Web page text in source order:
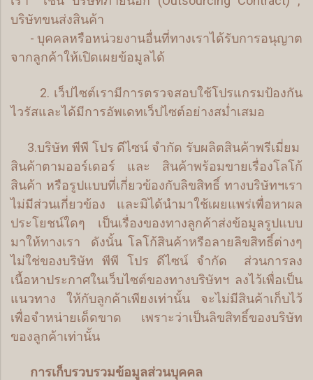
บริษัทขนส่งสินค้า
- บุคคลหรือหน่วยงานอื่นที่ทางเราได้รับการอนุญาต
จากลูกค้าให้เปิดเผยข้อมูลได้
2. เว็ปไซต์เรามีการตรวจสอบใช้โปรแกรมป้องกัน
ไวรัสและได้มีการอัพเดทเว็ปไซต์อย่างสม่ำเสมอ
3.บริษัท พีพี โปร ดีไซน์ จำกัด รับผลิตสินค้าพรีเมี่ยม
สินค้าตามออร์เดอร์ และ สินค้าพร้อมขายเรื่องโลโก้
สินค้า หรือรูปแบบที่เกี่ยวข้องกับลิขสิทธิ์ ทางบริษัทฯเรา
ไม่มีส่วนเกี่ยวข้อง และมิได้นำมาใช้เผยแพร่เพื่อหาผล
ประโยชน์ใดๆ เป็นเรื่องของทางลูกค้าส่งข้อมูลรูปแบบ
มาให้ทางเรา ดังนั้น โลโก้สินค้าหรือลายลิขสิทธิ์ต่างๆ
ไม่ใช่ของบริษัท พีพี โปร ดีไซน์ จำกัด ส่วนการลง
เนื้อหาประกาศในเว็บไซต์ของทางบริษัทฯ ลงไว้เพื่อเป็น
แนวทาง ให้กับลูกค้าเพียงเท่านั้น จะไม่มีสินค้าเก็บไว้
เพื่อจำหน่ายเด็ดขาด เพราะว่าเป็นลิขสิทธิ์ของบริษัท
ของลูกค้าเท่านั้น
การเก็บรวบรวมข้อมูลส่วนบุคคล